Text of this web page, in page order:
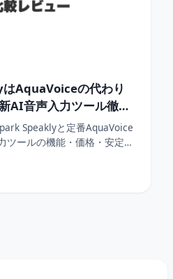
AquaVoiceの代わり
AI音声入力ツール徹底
Speaklyと定番AquaVoice
ツールの機能・価格・安定性